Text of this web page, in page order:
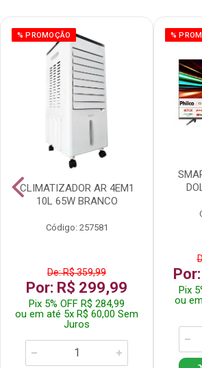
% PROMOÇÃO
CLIMATIZADOR AR 4EM1
10L 65W BRANCO
Código: 257581
De: R$ 359,99
Por: R$ 299,99
Pix 5% OFF R$ 284,99
ou em até 5x R$ 60,00 Sem
Juros
%
Pix
ou